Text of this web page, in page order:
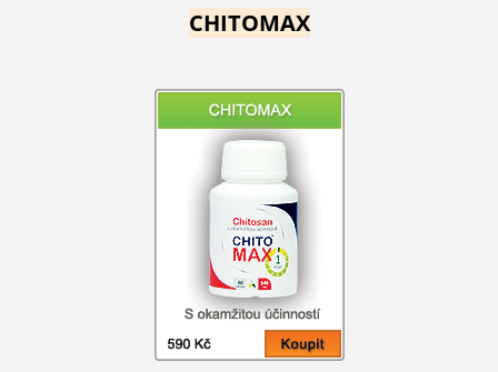
CHITOMAX